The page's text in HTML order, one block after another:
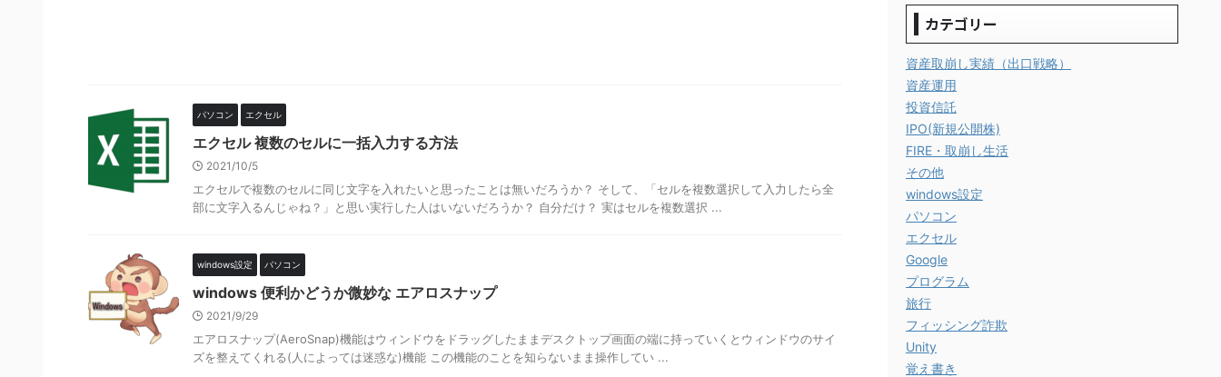
パソコン エクセル
エクセル 複数のセルに一括入力する方法
2021/10/5
エクセルで複数のセルに同じ文字を入れたいと思ったことは無いだろうか？ そして、「セルを複数選択して入力したら全
部に文字入るんじゃね？」と思い実行した人はいないだろうか？ 自分だけ？ 実はセルを複数選択 ...
windows設定 パソコン
windows 便利かどうか微妙な エアロスナップ
2021/9/29
エアロスナップ(AeroSnap)機能はウィンドウをドラッグしたままデスクトップ画面の端に持っていくとウィンドウのサイ
ズを整えてくれる(人によっては迷惑な)機能 この機能のことを知らないまま操作してい ...
カテゴリー
資産取崩し実績（出口戦略）
資産運用
投資信託
IPO(新規公開株)
FIRE・取崩し生活
その他
windows設定
パソコン
エクセル
Google
プログラム
旅行
フィッシング詐欺
Unity
覚え書き